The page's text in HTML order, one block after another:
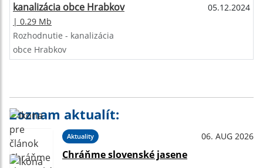
kanalizácia obce Hrabkov
| 0.29 Mb
05.12.2024
Rozhodnutie - kanalizácia
obce Hrabkov
Zoznam aktualít:
Aktuality 06. AUG 2026
Chráňme slovenské jasene